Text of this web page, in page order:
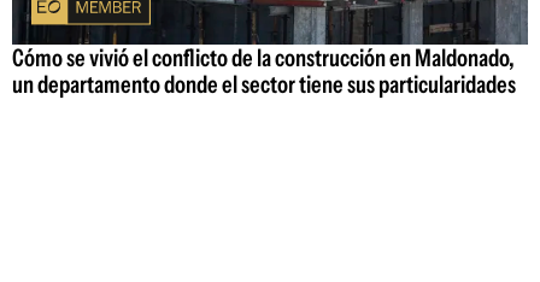
Cómo se vivió el conflicto de la construcción en Maldonado,
un departamento donde el sector tiene sus particularidades